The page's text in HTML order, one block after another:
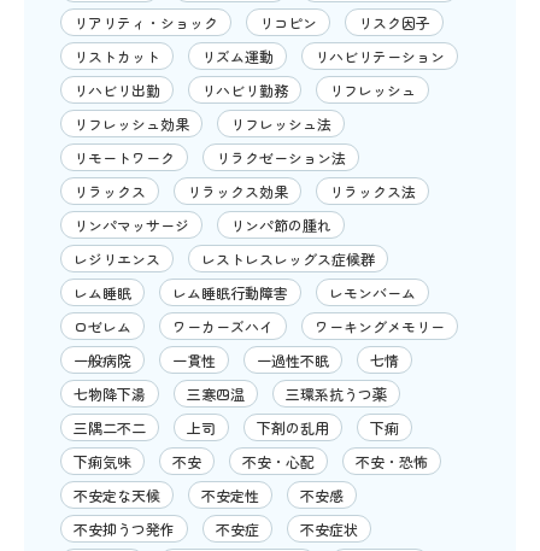
リアリティ・ショック
リコピン
リスク因子
リストカット
リズム運動
リハビリテーション
リハビリ出勤
リハビリ勤務
リフレッシュ
リフレッシュ効果
リフレッシュ法
リモートワーク
リラクゼーション法
リラックス
リラックス効果
リラックス法
リンパマッサージ
リンパ節の腫れ
レジリエンス
レストレスレッグス症候群
レム睡眠
レム睡眠行動障害
レモンバーム
ロゼレム
ワーカーズハイ
ワーキングメモリー
一般病院
一貫性 一過性不眠
七情
七物降下湯
三寒四温
三環系抗うつ薬
三隅二不二
上司 下剤の乱用
下痢
下痢気味
不安 不安・心配
不安・恐怖
不安定な天候
不安定性
不安感
不安抑うつ発作
不安症
不安症状